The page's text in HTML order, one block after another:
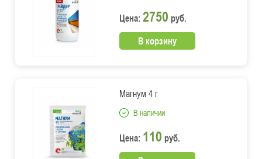
Цена: 2750 руб.
В корзину
Магнум 4 г
В наличии
Цена: 110 руб.